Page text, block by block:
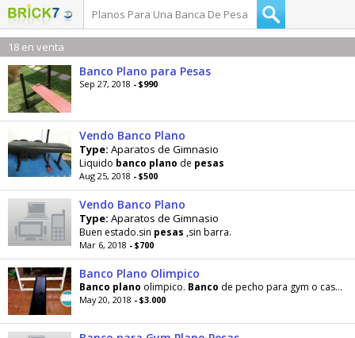
18 en venta
Banco Plano para Pesas
Sep 27, 2018 - $990
Vendo Banco Plano
Type: Aparatos de Gimnasio
Liquido banco plano de pesas
Aug 25, 2018 - $500
Vendo Banco Plano
Type: Aparatos de Gimnasio
Buen estado.sin pesas ,sin barra.
Mar 6, 2018 - $700
Banco Plano Olimpico
Banco plano olimpico. Banco de pecho para gym o casa. Gimnasio,
May 20, 2018 - $3.000